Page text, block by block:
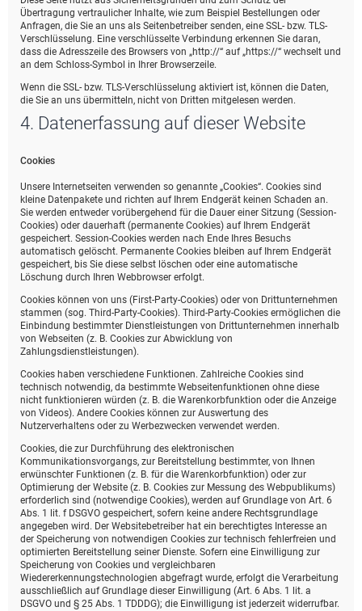
Übertragung vertraulicher Inhalte, wie zum Beispiel Bestellungen oder
Anfragen, die Sie an uns als Seitenbetreiber senden, eine SSL- bzw. TLS-
Verschlüsselung. Eine verschlüsselte Verbindung erkennen Sie daran,
dass die Adresszeile des Browsers von „http://“ auf „https://“ wechselt und
an dem Schloss-Symbol in Ihrer Browserzeile.
Wenn die SSL- bzw. TLS-Verschlüsselung aktiviert ist, können die Daten,
die Sie an uns übermitteln, nicht von Dritten mitgelesen werden.
4. Datenerfassung auf dieser Website
Cookies
Unsere Internetseiten verwenden so genannte „Cookies“. Cookies sind
kleine Datenpakete und richten auf Ihrem Endgerät keinen Schaden an.
Sie werden entweder vorübergehend für die Dauer einer Sitzung (Session-
Cookies) oder dauerhaft (permanente Cookies) auf Ihrem Endgerät
gespeichert. Session-Cookies werden nach Ende Ihres Besuchs
automatisch gelöscht. Permanente Cookies bleiben auf Ihrem Endgerät
gespeichert, bis Sie diese selbst löschen oder eine automatische
Löschung durch Ihren Webbrowser erfolgt.
Cookies können von uns (First-Party-Cookies) oder von Drittunternehmen
stammen (sog. Third-Party-Cookies). Third-Party-Cookies ermöglichen die
Einbindung bestimmter Dienstleistungen von Drittunternehmen innerhalb
von Webseiten (z. B. Cookies zur Abwicklung von
Zahlungsdienstleistungen).
Cookies haben verschiedene Funktionen. Zahlreiche Cookies sind
technisch notwendig, da bestimmte Webseitenfunktionen ohne diese
nicht funktionieren würden (z. B. die Warenkorbfunktion oder die Anzeige
von Videos). Andere Cookies können zur Auswertung des
Nutzerverhaltens oder zu Werbezwecken verwendet werden.
Cookies, die zur Durchführung des elektronischen
Kommunikationsvorgangs, zur Bereitstellung bestimmter, von Ihnen
erwünschter Funktionen (z. B. für die Warenkorbfunktion) oder zur
Optimierung der Website (z. B. Cookies zur Messung des Webpublikums)
erforderlich sind (notwendige Cookies), werden auf Grundlage von Art. 6
Abs. 1 lit. f DSGVO gespeichert, sofern keine andere Rechtsgrundlage
angegeben wird. Der Websitebetreiber hat ein berechtigtes Interesse an
der Speicherung von notwendigen Cookies zur technisch fehlerfreien und
optimierten Bereitstellung seiner Dienste. Sofern eine Einwilligung zur
Speicherung von Cookies und vergleichbaren
Wiedererkennungstechnologien abgefragt wurde, erfolgt die Verarbeitung
ausschließlich auf Grundlage dieser Einwilligung (Art. 6 Abs. 1 lit. a
DSGVO und § 25 Abs. 1 TDDDG); die Einwilligung ist jederzeit widerrufbar.